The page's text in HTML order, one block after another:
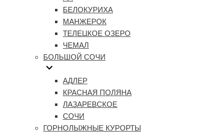
БЕЛОКУРИХА
МАНЖЕРОК
ТЕЛЕЦКОЕ ОЗЕРО
ЧЕМАЛ
БОЛЬШОЙ СОЧИ
АДЛЕР
КРАСНАЯ ПОЛЯНА
ЛАЗАРЕВСКОЕ
СОЧИ
ГОРНОЛЫЖНЫЕ КУРОРТЫ